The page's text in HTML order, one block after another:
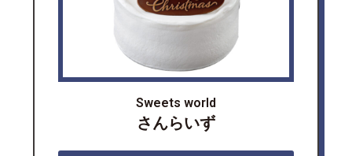
Sweets world
さんらいず